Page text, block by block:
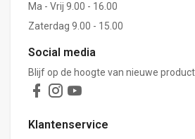
Ma - Vrij 9.00 - 16.00
Zaterdag 9.00 - 15.00
Social media
Blijf op de hoogte van nieuwe
Klantenservice